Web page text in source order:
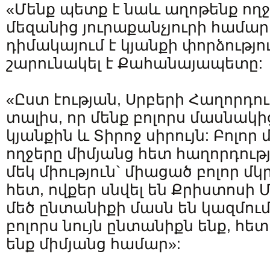
«Մենք պետք է նաև աղոթենք
մեզանից յուրաքանչյուրի
դիմակայում է կյանքի
շարունակել է Քահանայապետը:
«Ըստ էության, Սրբերի
տալիս, որ մենք բոլորս
կյանքին և Տիրոջ սիրույն:
ողջերը միմյանց հետ
մեկ միություն` միացած բոլոր
հետ, ովքեր սնվել են
մեծ ընտանիքի մասն են
բոլորս նույն ընտանիքն ենք,
ենք միմյանց համար»: